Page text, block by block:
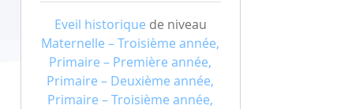
Eveil historique de niveau
Maternelle – Troisième année,
Primaire – Première année,
Primaire – Deuxième année,
Primaire – Troisième année,